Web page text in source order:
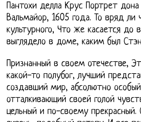
Пантохи делла Крус Портрет
Вальмайор, 1605 года. То вряд ли
культурного, Что же касается до
выглядело в доме, каким был
Признанный в своем отечестве,
какой-то полубог, лучший
создавший мир, абсолютно
отталкивающий своей голой
цельный и по-своему прекрасный.